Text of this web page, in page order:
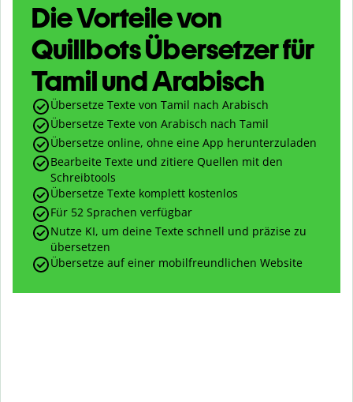
Die Vorteile von
Quillbots Übersetzer für
Tamil und Arabisch
Übersetze Texte von Tamil nach Arabisch
Übersetze Texte von Arabisch nach Tamil
Übersetze online, ohne eine App herunterzuladen
Bearbeite Texte und zitiere Quellen mit den
Schreibtools
Übersetze Texte komplett kostenlos
Für 52 Sprachen verfügbar
Nutze KI, um deine Texte schnell und präzise zu
übersetzen
Übersetze auf einer mobilfreundlichen Website